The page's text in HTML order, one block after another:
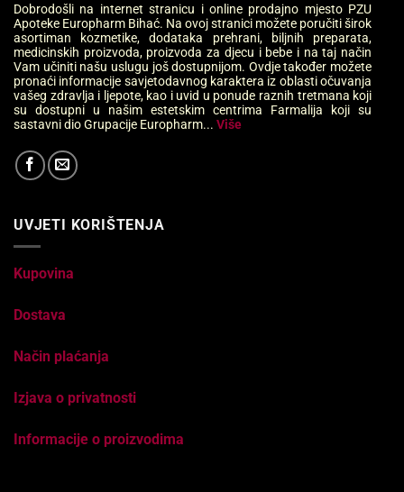
Dobrodošli na internet stranicu i online prodajno mjesto PZU
Apoteke Europharm Bihać. Na ovoj stranici možete poručiti širok
asortiman kozmetike, dodataka prehrani, biljnih preparata,
medicinskih proizvoda, proizvoda za djecu i bebe i na taj način
Vam učiniti našu uslugu još dostupnijom. Ovdje također možete
pronaći informacije savjetodavnog karaktera iz oblasti očuvanja
vašeg zdravlja i ljepote, kao i uvid u ponude raznih tretmana koji
su dostupni u našim estetskim centrima Farmalija koji su
sastavni dio Grupacije Europharm... Više
UVJETI KORIŠTENJA
Kupovina
Dostava
Način plaćanja
Izjava o privatnosti
Informacije o proizvodima